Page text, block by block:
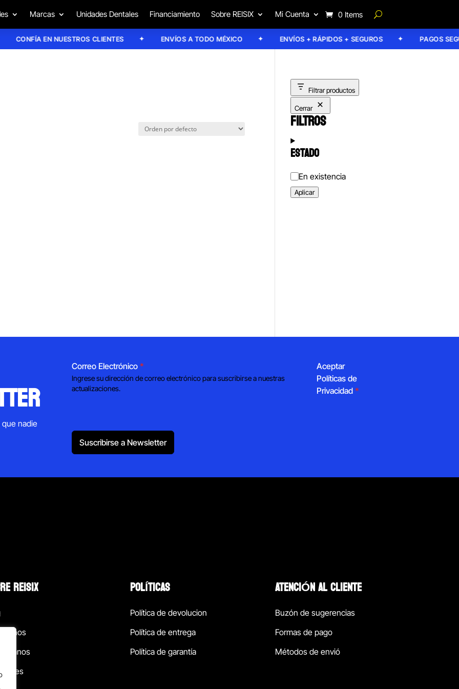
Marcas Unidades Dentales Financiamiento Sobre REISIX Mi Cuenta 0 Items
CONFÍA EN NUESTROS CLIENTES ENVÍOS A TODO MÉXICO ENVÍOS + RÁPIDOS + SEGUROS PAGOS
Filtrar productos
Cerrar
FILTROS
ESTADO
Estado
En existencia
Aplicar
nadie
Correo Electrónico *
Ingrese su dirección de correo electrónico para suscribirse a nuestras
actualizaciones.
Aceptar
Políticas de
Privacidad *
Suscribirse a Newsletter
REISIX POLÍTICAS
Política de devolucion
Política de entrega
Política de garantía
ATENCIÓN AL CLIENTE
Buzón de sugerencias
Formas de pago
Métodos de envió